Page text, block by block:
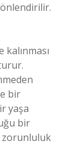
kalınması
bir
yaşa
bir
zorunluluk